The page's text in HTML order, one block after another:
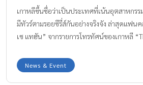
เกาหลีขึ้นชื่อว่าเป็นประเทศที่เน้นอุตสาหกร
มีทัวร์ตามรอยซีรี่ส์กันอย่างจริงจัง ล่าสุดแฟ
เซ แทฮัน” จากรายการโทรทัศน์ของเกาหลี
เขาNews & Event